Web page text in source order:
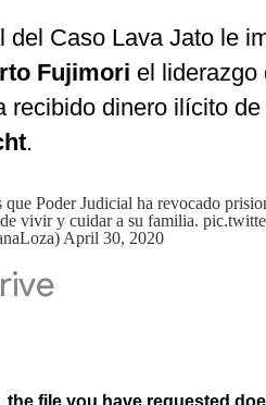
del Caso Lava Jato le
Fujimori el liderazgo
recibido dinero ilícito
.
que Poder Judicial ha revocado
vivir y cuidar a su familia.
April 30, 2020